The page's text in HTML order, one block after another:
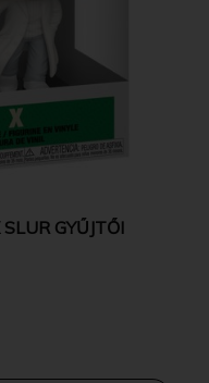
GYŰJTŐI